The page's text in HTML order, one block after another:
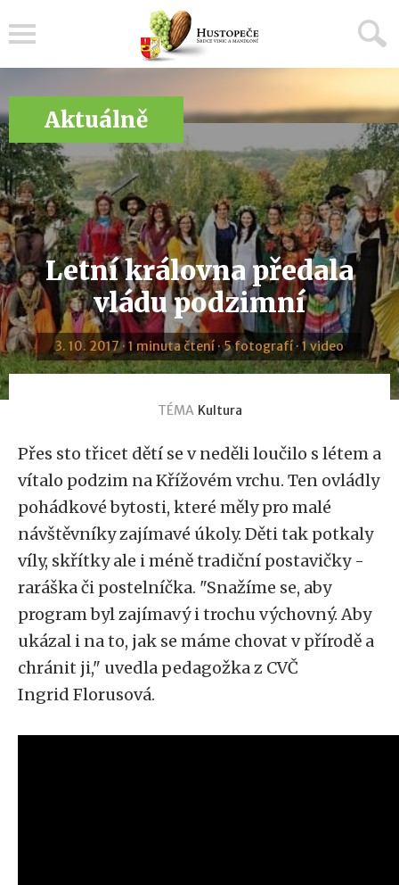
Aktuálně
Letní královna předala
vládu podzimní
3. 10. 2017 · 1 minuta čtení · 5 fotografí · 1 video
TÉMA Kultura
Přes sto třicet dětí se v neděli loučilo s létem a
vítalo podzim na Křížovém vrchu. Ten ovládly
pohádkové bytosti, které měly pro malé
návštěvníky zajímavé úkoly. Děti tak potkaly
víly, skřítky ale i méně tradiční postavičky -
raráška či postelníčka. "Snažíme se, aby
program byl zajímavý i trochu výchovný. Aby
ukázal i na to, jak se máme chovat v přírodě a
chránit ji," uvedla pedagožka z CVČ
Ingrid Florusová.